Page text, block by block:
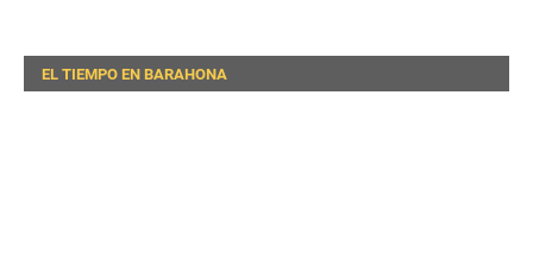
EL TIEMPO EN BARAHONA